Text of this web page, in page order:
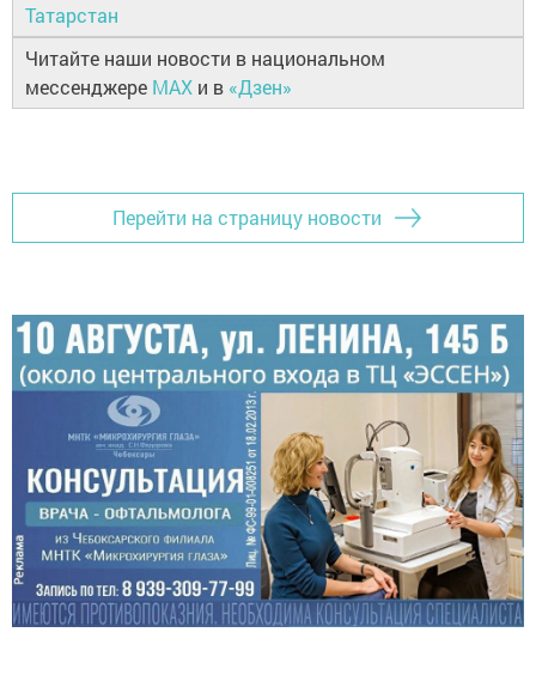
Татарстан
Читайте наши новости в национальном
мессенджере MAX и в «Дзен»
Перейти на страницу новости